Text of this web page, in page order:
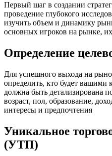
Первый шаг в создании
проведение глубокого
изучить объем и динамику
основных игроков на рынке,
Определение
Для успешного выхода на
определить, кто будет вашими
должна быть детализирована
возраст, пол, образование,
интересы и предпочтения
Уникальное
(УТП)